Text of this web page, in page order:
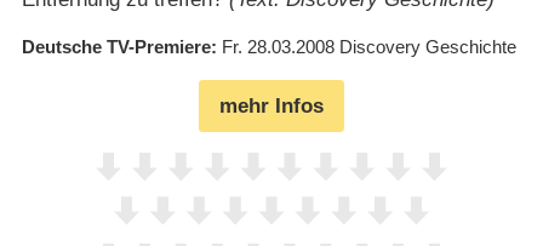
Deutsche TV-Premiere Fr. 28.03.2008 Discovery Geschichte
mehr Infos